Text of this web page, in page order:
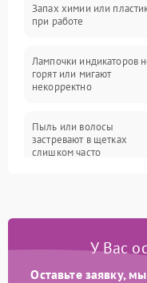
Батарея
Программные сбои
Запах химии или
при работе
Лампочки индикаторов
горят или мигают
некорректно
Пыль или волосы
застревают в щетках
слишком часто
У Вас
Оставьте заявку,